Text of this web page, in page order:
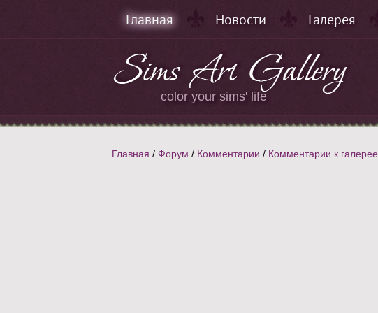
Главная Новости Галерея
color your sims' life
Главная / Форум / Комментарии / Комментарии к галерее